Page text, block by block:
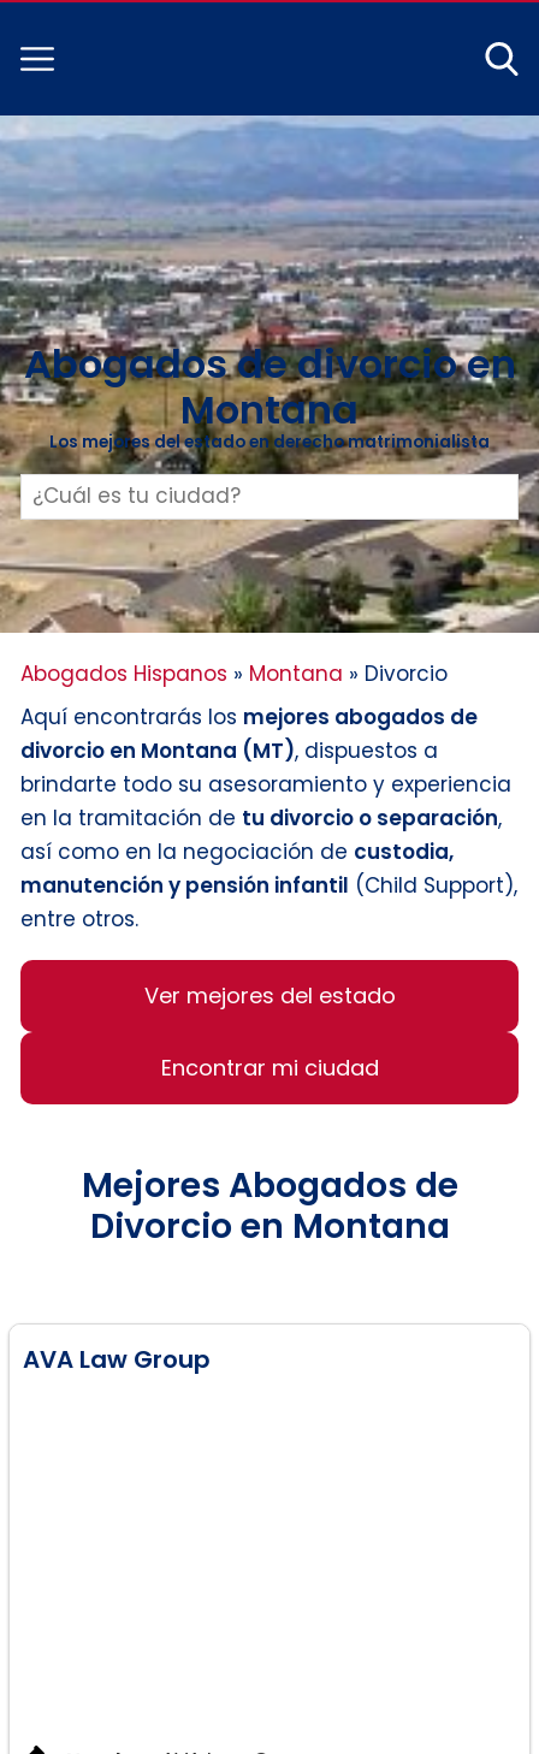
Abogados de divorcio en
Montana
Los mejores del estado en derecho matrimonialista
Buscar
Abogados Hispanos » Montana » Divorcio
Aquí encontrarás los mejores abogados de
divorcio en Montana (MT), dispuestos a
brindarte todo su asesoramiento y experiencia
en la tramitación de tu divorcio o separación,
así como en la negociación de custodia,
manutención y pensión infantil (Child Support),
entre otros.
Ver mejores del estado
Encontrar mi ciudad
Mejores Abogados de
Divorcio en Montana
AVA Law Group